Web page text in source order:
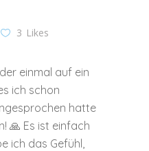
3 Likes
einmal auf ein
ich schon
hatte
🙏 Es ist einfach
ich das Gefühl,